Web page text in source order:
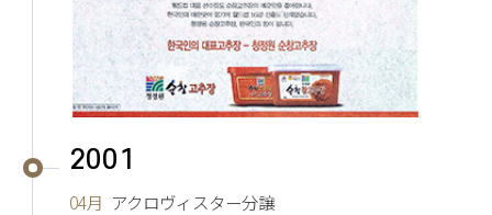
2001
04月 アクロヴィスター分譲